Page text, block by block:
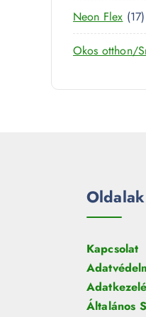
Neon Flex 171
7
t
r
Okos otthon/
Oldalak
Kapcsolat
Általános